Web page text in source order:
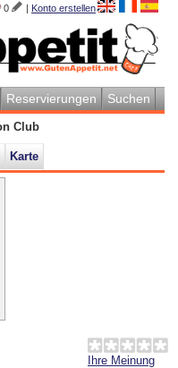
0 | Konto erstellen
Reservierungen Suchen
Club
Karte
Ihre Meinung